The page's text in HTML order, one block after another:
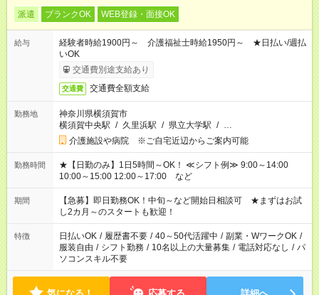
派遣 ブランクOK WEB登録・面接OK
給与
経験者時給1900円～ 介護福祉士時給1950円～ ★日払い/週払
いOK
交通費別途支給あり
交通費 交通費全額支給
勤務地
神奈川県横須賀市
横須賀中央駅 / 久里浜駅 / 県立大学駅 / …
介護施設や病院 ※ご自宅近辺からご案内可能
勤務時間
★【日勤のみ】1日5時間～OK！ ≪シフト例≫ 9:00～14:00
10:00～15:00 12:00～17:00 など
期間
【急募】即日勤務OK！中旬～など開始日相談可 ★まずはお試
し2カ月～のスタートも歓迎！
特徴 日払いOK / 履歴書不要 / 40～50代活躍中 / 副業・WワークOK /
服装自由 / シフト勤務 / 10名以上の大量募集 / 電話対応なし / パ
ソコンスキル不要